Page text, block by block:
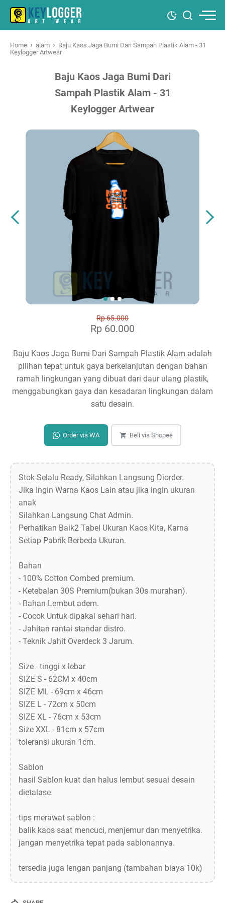
Home › alam › Baju Kaos Jaga Bumi Dari Sampah Plastik Alam - 31
Keylogger Artwear
Baju Kaos Jaga Bumi Dari
Sampah Plastik Alam - 31
Keylogger Artwear
Rp 65.000
Rp 60.000
Baju Kaos Jaga Bumi Dari Sampah Plastik Alam adalah
pilihan tepat untuk gaya berkelanjutan dengan bahan
ramah lingkungan yang dibuat dari daur ulang plastik,
menggabungkan gaya dan kesadaran lingkungan dalam
satu desain.
Order via WA Beli via Shopee
Stok Selalu Ready, Silahkan Langsung Diorder.
Jika Ingin Warna Kaos Lain atau jika ingin ukuran
anak
Silahkan Langsung Chat Admin.
Perhatikan Baik2 Tabel Ukuran Kaos Kita, Karna
Setiap Pabrik Berbeda Ukuran.
Bahan
- 100% Cotton Combed premium.
- Ketebalan 30S Premium(bukan 30s murahan).
- Bahan Lembut adem.
- Cocok Untuk dipakai sehari hari.
- Jahitan rantai standar distro.
- Teknik Jahit Overdeck 3 Jarum.
Size - tinggi x lebar
SIZE S - 62CM x 40cm
SIZE ML - 69cm x 46cm
SIZE L - 72cm x 50cm
SIZE XL - 76cm x 53cm
Size XXL - 81cm x 57cm
toleransi ukuran 1cm.
Sablon
hasil Sablon kuat dan halus lembut sesuai desain
dietalase.
tips merawat sablon :
balik kaos saat mencuci, menjemur dan menyetrika.
jangan menyetrika tepat pada sablonannya.
tersedia juga lengan panjang (tambahan biaya 10k)